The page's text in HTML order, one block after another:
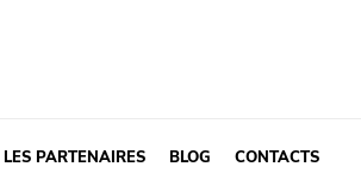
PARTENAIRES BLOG CONTACTS